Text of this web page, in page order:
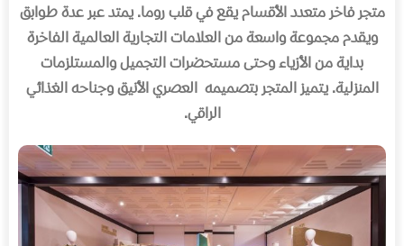
متجر فاخر متعدد الأقسام یقع في قلب روما. یمتد عبر عدة طوابق
ویقدم مجموعة واسعة من العلامات التجاریة العالمیة الفاخرة
بدایة من الأزیاء وحتى مستحضرات التجمیل والمستلزمات
المنزلیة. یتمیز المتجر بتصمیمه العصري الأنیق وجناحه الغذائي
الراقي.